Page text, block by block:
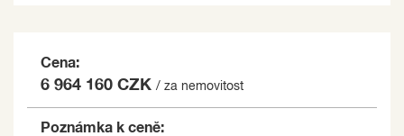
Cena:
6 964 160 CZK / za nemovitost
Poznámka k ceně: